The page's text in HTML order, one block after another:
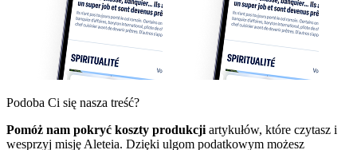
Podoba Ci się nasza treść?
Pomóż nam pokryć koszty produkcji artykułów, które czytasz i
wesprzyj misję Aleteia. Dzięki ulgom podatkowym możesz